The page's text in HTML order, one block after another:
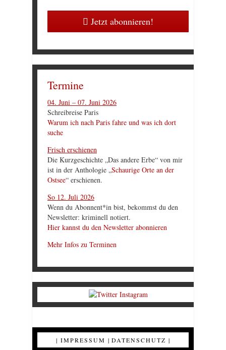
Jetzt abonnieren!
Termine
04. Juni – 07. Juni 2026
Schreibreise Paris
Warum ich nach Paris fahre und was ich dort
suche
Frisch erschienen
Die Kurzgeschichte „Das andere Erbe“ von mir
ist in der Anthologie „Schaurige Orte an der
Ostsee“ erschienen.
So 12. Juli 2026
Wenn du Abonnent*in bist, bekommst du den
Newsletter: kriminell notiert.
Hier kannst du den Newsletter abonnieren
Mehr Infos zu Terminen
| IMPRESSUM | DATENSCHUTZ |